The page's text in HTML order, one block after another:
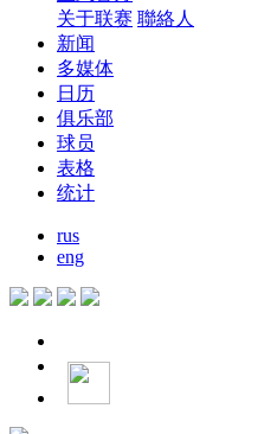
关于联赛 聯絡人
新闻
多媒体
日历
俱乐部
球员
表格
统计
rus
eng